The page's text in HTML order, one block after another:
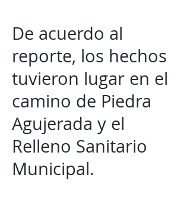
De acuerdo al
reporte, los hechos
tuvieron lugar en el
camino de Piedra
Agujerada y el
Relleno Sanitario
Municipal.